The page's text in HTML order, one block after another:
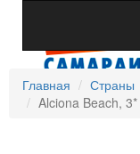
Главная
Страны
Alciona Beach, 3*